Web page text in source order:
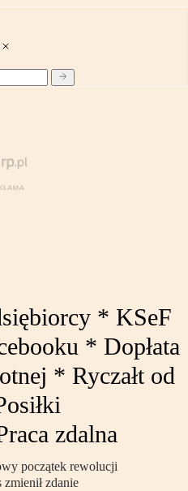
* KSeF
* Dopłata
* Ryczałt od
zdalna
początek rewolucji
zdanie